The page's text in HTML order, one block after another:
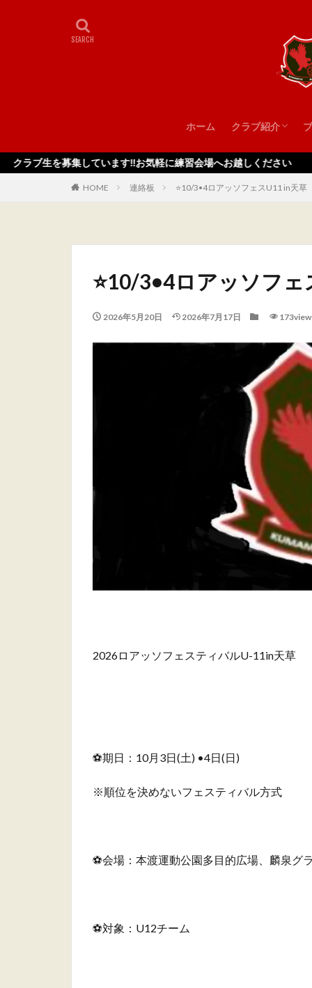
ホーム クラブ紹介
スタッフ
募集しています‼️お気軽に練習会場へお越しください
HOME 連絡板 ⭐️10/3•4ロアッソフェスU11 in天草
⭐️10/3•4ロアッソフ
2026年5月20日 2026年7月17日 173view
2026ロアッソフェスティバルU-11in天草
⚽️期日：10月3日(土) •4日(日)
※順位を決めないフェスティバル⽅式
⚽️会場：本渡運動公園多目的広場、麟泉グ
⚽️対象：U12チーム